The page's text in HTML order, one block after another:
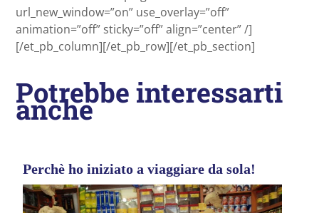
url_new_window=”on” use_overlay=”off”
animation=”off” sticky=”off” align=”center” /]
[/et_pb_column][/et_pb_row][/et_pb_section]
Potrebbe interessarti
anche
Perchè ho iniziato a viaggiare da sola!